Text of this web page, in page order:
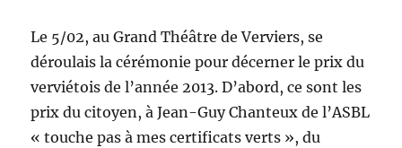
Le 5/02, au Grand Théâtre de Verviers, se
déroulais la cérémonie pour décerner le prix du
verviétois de l’année 2013. D’abord, ce sont les
prix du citoyen, à Jean-Guy Chanteux de l’ASBL
« touche pas à mes certificats verts », du